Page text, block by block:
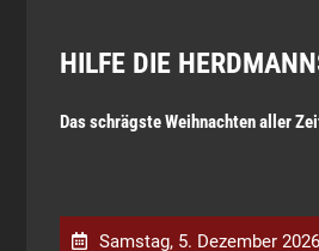
HILFE DIE
Das schrägste Weihnachten aller
Samstag, 5. Dezember 2026